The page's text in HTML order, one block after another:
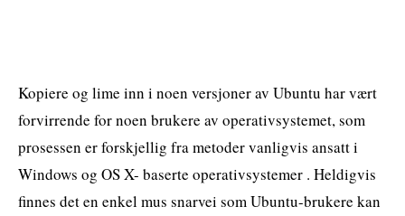
Kopiere og lime inn i noen versjoner av Ubuntu har vært
forvirrende for noen brukere av operativsystemet, som
prosessen er forskjellig fra metoder vanligvis ansatt i
Windows og OS X- baserte operativsystemer . Heldigvis
finnes det en enkel mus snarvei som Ubuntu-brukere kan